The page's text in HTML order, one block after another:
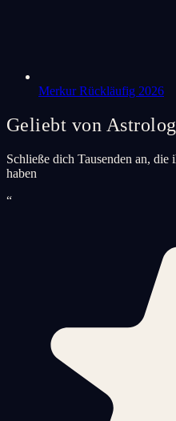
Merkur Rückläufig 2026
Geliebt von
Schließe dich Tausenden an, die
haben
“